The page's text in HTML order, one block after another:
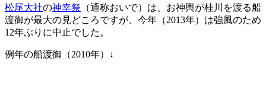
松尾大社の神幸祭 （通称おいで）は、お神輿が桂川を渡る船
渡御が最大の見どころですが、今年（2013年）は強風のため
12年ぶりに中止でした。
例年の船渡御（2010年）↓